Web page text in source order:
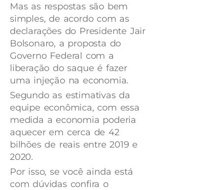
Mas as respostas são bem
simples, de acordo com as
declarações do Presidente Jair
Bolsonaro, a proposta do
Governo Federal com a
liberação do saque é fazer
uma injeção na economia.
Segundo as estimativas da
equipe econômica, com essa
medida a economia poderia
aquecer em cerca de 42
bilhões de reais entre 2019 e
2020.
Por isso, se você ainda está
com dúvidas confira o